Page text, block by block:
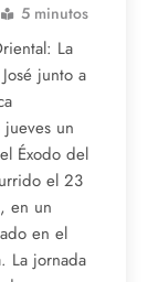
5 minutos
La
junto a
un
Éxodo del
el 23
en un
en el
La jornada